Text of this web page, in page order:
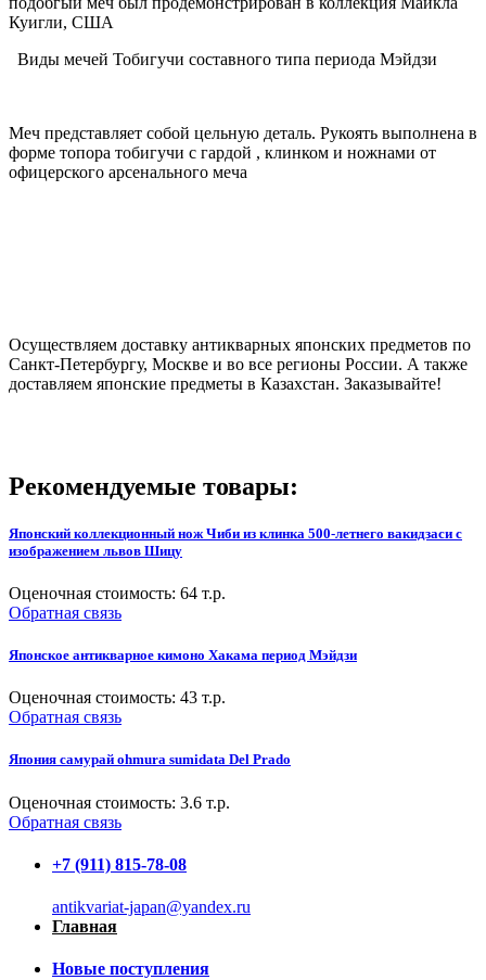
Куигли, США
Виды мечей Тобигучи составного типа периода Мэйдзи
Меч представляет собой цельную деталь. Рукоять выполнена в
форме топора тобигучи с гардой , клинком и ножнами от
офицерского арсенального меча
Осуществляем доставку антикварных японских предметов по
Санкт-Петербургу, Москве и во все регионы России. А также
доставляем японские предметы в Казахстан. Заказывайте!
Рекомендуемые товары:
Японский коллекционный нож Чиби из клинка 500-летнего вакидзаси с
изображением львов Шицу
Оценочная стоимость: 64 т.р.
Обратная связь
Японское антикварное кимоно Хакама период Мэйдзи
Оценочная стоимость: 43 т.р.
Обратная связь
Япония самурай ohmura sumidata Del Prado
Оценочная стоимость: 3.6 т.р.
Обратная связь
+7 (911) 815-78-08
antikvariat-japan@yandex.ru
Главная
Новые поступления